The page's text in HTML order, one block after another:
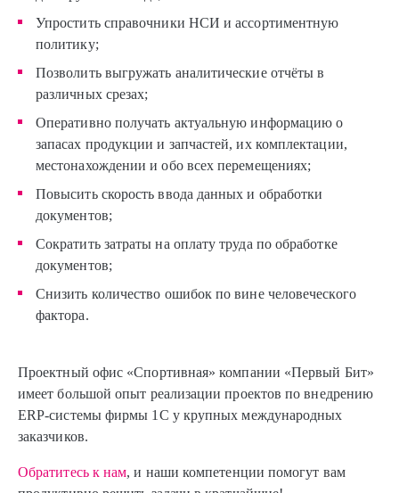
Упростить справочники НСИ и ассортиментную
политику;
Позволить выгружать аналитические отчёты в
различных срезах;
Оперативно получать актуальную информацию о
запасах продукции и запчастей, их комплектации,
местонахождении и обо всех перемещениях;
Повысить скорость ввода данных и обработки
документов;
Сократить затраты на оплату труда по обработке
документов;
Снизить количество ошибок по вине человеческого
фактора.
Проектный офис «Спортивная» компании «Первый Бит»
имеет большой опыт реализации проектов по внедрению
ERP-системы фирмы 1С у крупных международных
заказчиков.
Обратитесь к нам, и наши компетенции помогут вам